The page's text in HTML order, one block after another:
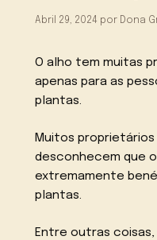
Abril 29, 2024 por Dona
O alho tem muitas
apenas para as
plantas.
Muitos proprietários
desconhecem que
extremamente
plantas.
Entre outras